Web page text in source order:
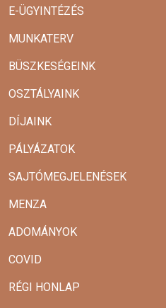
E-ÜGYINTÉZÉS
MUNKATERV
BÜSZKESÉGEINK
OSZTÁLYAINK
DÍJAINK
PÁLYÁZATOK
SAJTÓMEGJELENÉSEK
MENZA
ADOMÁNYOK
COVID
RÉGI HONLAP